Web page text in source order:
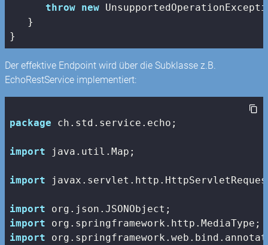
throw new
   }
Der effektive Endpoint wird über die Subklasse z.B.
EchoRestService implementiert:
package ch.std.service.echo;
import java.util.Map;
import
import
import
import